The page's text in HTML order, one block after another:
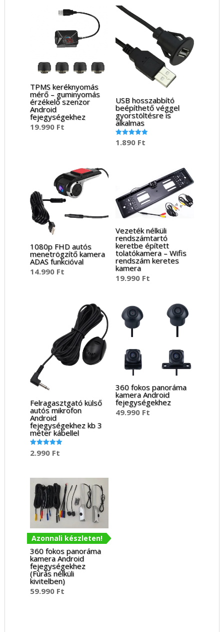
TPMS keréknyomás
mérő – guminyomás
érzékelő szenzor
Android
fejegységekhez
19.990 Ft
USB hosszabbító
beépíthető véggel
gyorstöltésre is
alkalmas
Értékelés:
5.00
1.890 Ft
1080p FHD autós
menetrögzítő kamera
ADAS funkcióval
14.990 Ft
Vezeték nélküli
rendszámtartó
keretbe épített
tolatókamera – Wifis
rendszám keretes
kamera
19.990 Ft
Felragasztgató külső
autós mikrofon
Android
fejegységekhez kb 3
méter kábellel
Értékelés:
5.00
2.990 Ft
360 fokos panoráma
kamera Android
fejegységekhez
49.990 Ft
Azonnali készleten!
360 fokos panoráma
kamera Android
fejegységekhez
(Fúrás nélküli
kivitelben)
59.990 Ft